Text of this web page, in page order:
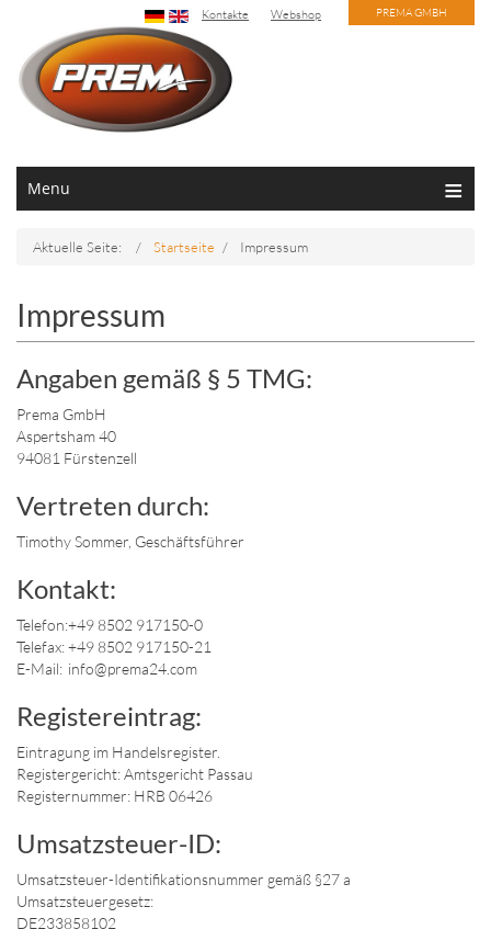
PREMA GMBH
Kontakte Webshop
Menu
Aktuelle Seite: Startseite Impressum
Impressum
Angaben gemäß § 5 TMG:
Prema GmbH
Aspertsham 40
94081 Fürstenzell
Vertreten durch:
Timothy Sommer, Geschäftsführer
Kontakt:
Telefon:+49 8502 917150-0
Telefax:+49 8502 917150-21
E-Mail: info@prema24.com
Registereintrag:
Eintragung im Handelsregister.
Registergericht: Amtsgericht Passau
Registernummer: HRB 06426
Umsatzsteuer-ID:
Umsatzsteuer-Identifikationsnummer gemäß §27 a
Umsatzsteuergesetz:
DE233858102